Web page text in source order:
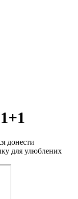
донести
для улюблених